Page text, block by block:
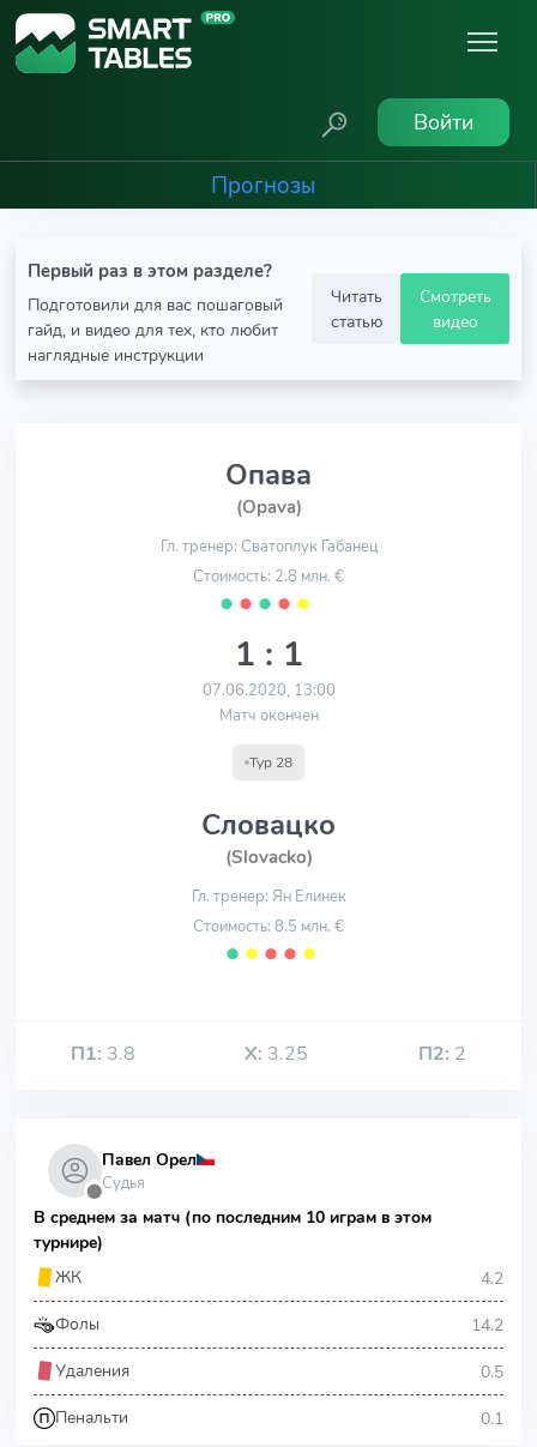
Войти
Прогнозы
Первый раз в этом разделе?
Подготовили для вас пошаговый
гайд, и видео для тех, кто любит
наглядные инструкции
Читать
статью
Смотреть
видео
Опава
(Opava)
Гл. тренер: Сватоплук Габанец
Стоимость: 2.8 млн. €
⬤ ⬤ ⬤ ⬤ ⬤
1 : 1
07.06.2020, 13:00
Матч окончен
Тур 28
Словацко
(Slovacko)
Гл. тренер: Ян Елинек
Стоимость: 8.5 млн. €
⬤ ⬤ ⬤ ⬤ ⬤
П1: 3.8 Х: 3.25 П2: 2
⬤
Павел Орел
Судья
В среднем за матч (по последним 10 играм в этом
турнире)
ЖК
4.2
Фолы 14.2
Удаления 0.5
Пенальти 0.1